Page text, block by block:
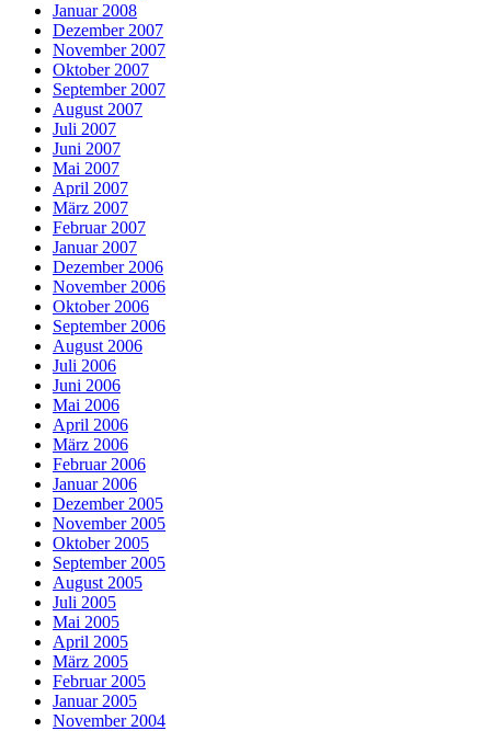
Januar 2008
Dezember 2007
November 2007
Oktober 2007
September 2007
August 2007
Juli 2007
Juni 2007
Mai 2007
April 2007
März 2007
Februar 2007
Januar 2007
Dezember 2006
November 2006
Oktober 2006
September 2006
August 2006
Juli 2006
Juni 2006
Mai 2006
April 2006
März 2006
Februar 2006
Januar 2006
Dezember 2005
November 2005
Oktober 2005
September 2005
August 2005
Juli 2005
Mai 2005
April 2005
März 2005
Februar 2005
Januar 2005
November 2004